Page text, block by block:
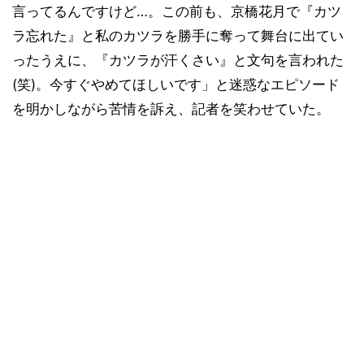
言ってるんですけど…。この前も、京橋花月で『カツ
ラ忘れた』と私のカツラを勝手に奪って舞台に出てい
ったうえに、『カツラが汗くさい』と文句を言われた
(笑)。今すぐやめてほしいです」と迷惑なエピソード
を明かしながら苦情を訴え、記者を笑わせていた。